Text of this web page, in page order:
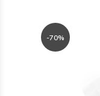
-70%